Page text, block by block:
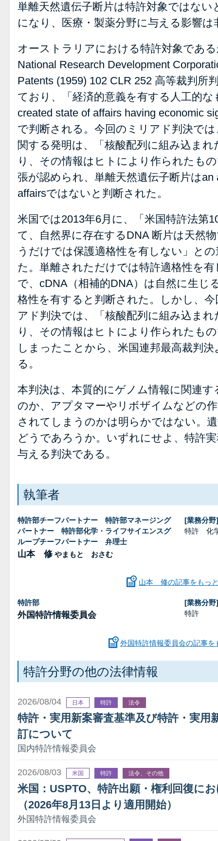
単離天然遺伝子断片は特許対象ではな
になり、医療・製薬分野に与える影響は
オーストラリアにおける特許対象であ
National Research Development
Patents (1959) 102 CLR 252 高等裁判所
ており、「経済的意義を有する人工的な
created state of affairs having economic
で判断される。今回のミリアド判決で
関する発明は、「核酸配列に組み込ま
り、その情報はヒトにより作られたも
張が認められ、単離天然遺伝子断片はan
affairsではないと判断された。
米国では2013年6月に、「米国特許法第
て、自然界に存在するDNA 断片は天然
うだけでは保護適格性を有しない」と
た。単離されただけでは特許適格性を
で、cDNA（相補的DNA）は自然に生じ
格性を有すると判断された。しかし、
アド判決では、「核酸配列に組み込ま
り、その情報はヒトにより作られたも
しまったことから、米国連邦最高裁判
る。
本判決は、本質的にゲノム情報に関連
のか、アプタマーやリボザイムなどの
されてしまうのかは明らかではない。
どうであろうか。いずれにせよ、特許
与える判決である。
執筆者
特許部チーフパートナー 特許部マネージング
パートナー 特許部化学・ライフサイエンスグ
ループチーフパートナー 弁理士
山本 修やまもと おさむ
[業務分野]
特許 化
山本 修の記事をもっ
特許部
外国特許情報委員会
[業務分野]
特許
外国特許情報委員会の記事を
特許分野の他の法律情報
2026/08/04 日本 特許 法令
特許・実用新案審査基準及び特許・実用
訂について
国内特許情報委員会
2026/08/03 米国 特許 法令、その他
米国：USPTO、特許出願・権利回復に
（2026年8月13日より適用開始）
外国特許情報委員会